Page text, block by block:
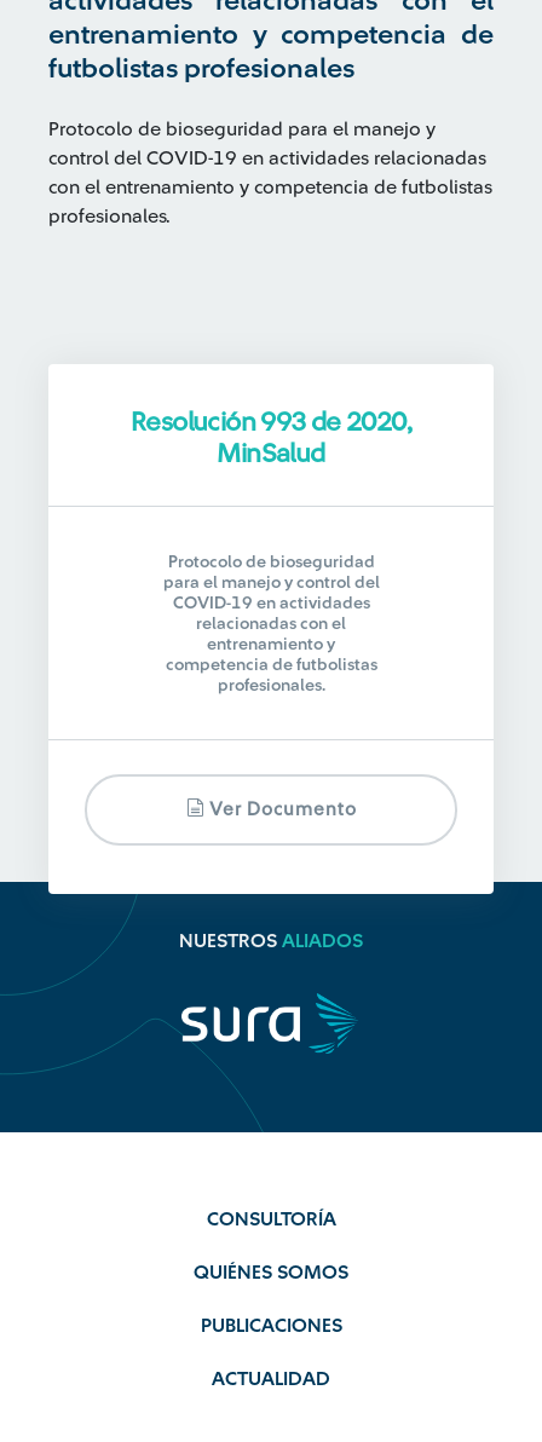
entrenamiento y competencia de
futbolistas profesionales
Protocolo de bioseguridad para el manejo y
control del COVID-19 en actividades relacionadas
con el entrenamiento y competencia de futbolistas
profesionales.
Resolución 993 de 2020,
MinSalud
Protocolo de bioseguridad
para el manejo y control del
COVID-19 en actividades
relacionadas con el
entrenamiento y
competencia de futbolistas
profesionales.
Ver Documento
NUESTROS ALIADOS
CONSULTORÍA
QUIÉNES SOMOS
PUBLICACIONES
ACTUALIDAD